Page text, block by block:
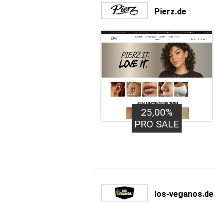
Pierz.de
25,00%
PRO SALE
los-veganos.de